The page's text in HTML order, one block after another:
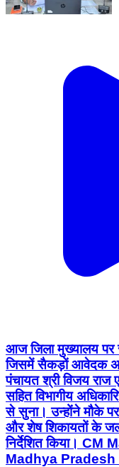
आज जिला मुख्यालय पर
जिसमें सैकड़ों आवेदक
पंचायत श्री विजय
सहित विभागीय
से सुना। उन्होंने मौके
और शेष शिकायतों के
निर्देशित किया।
Madhya